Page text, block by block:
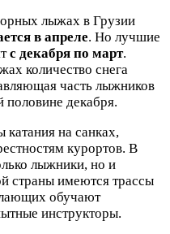
лыжах в Грузии
в апреле. Но лучшие
с декабря по март.
количество снега
часть лыжников
половине декабря.
катания на санках,
курортов. В
лыжники, но и
страны имеются трассы
обучают
инструкторы.